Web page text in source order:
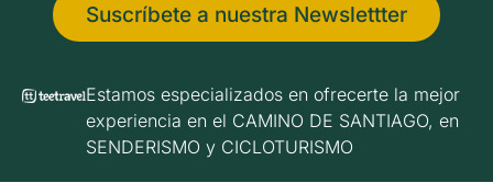
Suscríbete a nuestra Newslettter
Estamos especializados en ofrecerte la mejor
experiencia en el CAMINO DE SANTIAGO, en
SENDERISMO y CICLOTURISMO